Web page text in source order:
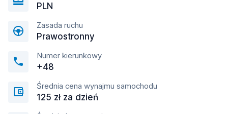
PLN
Zasada ruchu
Prawostronny
Numer kierunkowy
+48
Średnia cena wynajmu samochodu
125 zł za dzień